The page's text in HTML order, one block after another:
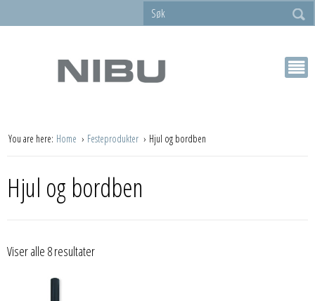
You are here: Home Festeprodukter Hjul og bordben
Hjul og bordben
Viser alle 8 resultater